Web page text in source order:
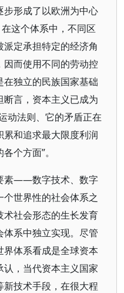
步形成了以欧洲为中心
这个体系中，不同区
定承担特定的经济角
而使用不同的劳动控
独立的民族国家基础
言，资本主义已成为
动法则、它的矛盾正在
和追求最大限度利润
个方面”。
素——数字技术、数字
世界性的社会体系之
社会形态的生长发育
系中独立实现。尽管
体系看成是全球资本
，当代资本主义国家
技术手段，在很大程